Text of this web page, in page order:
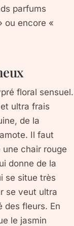
parfums
ou encore «
floral sensuel.
ultra frais
de la
Il faut
une chair rouge
donne de la
se situe très
se veut ultra
des fleurs. En
le jasmin